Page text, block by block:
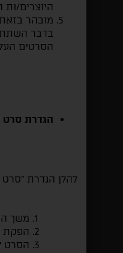
היוצרים/ות
מובהר
בדבר
הסרטים
הגדרת סרט
להלן הגדרת "סרט
משך
הפקת
הסרט